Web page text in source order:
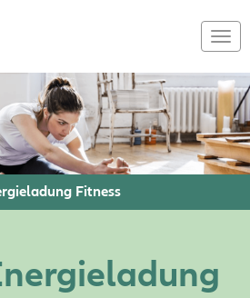
Fitness